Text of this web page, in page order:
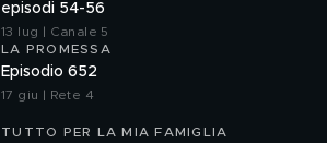
episodi 54-56
13 lug | Canale 5
LA PROMESSA
Episodio 652
17 giu | Rete 4
TUTTO PER LA MIA FAMIGLIA